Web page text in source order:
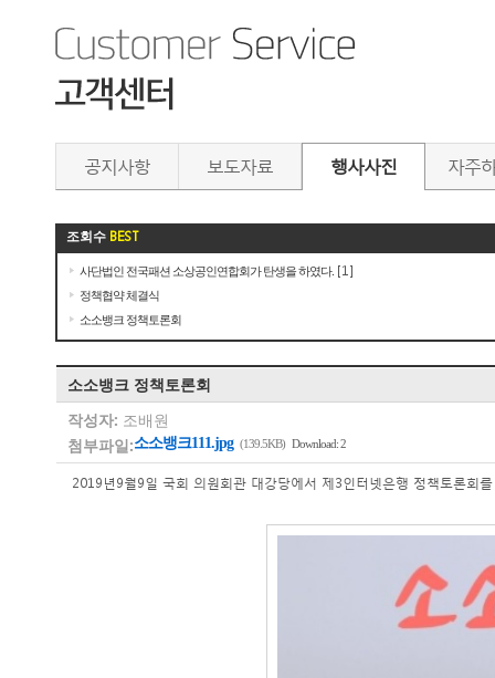
공지사항 보도자료 행사사진 자주
조회수 BEST
사단법인 전국패션 소상공인연합회가 탄생을 하였다. [1]
정책협약 체결식
소소뱅크 정책토론회
소소뱅크 정책토론회
작성자: 조배원
첨부파일:소소뱅크111.jpg (139.5KB) Download: 2
2019년9월9일 국회 의원회관 대강당에서 제3인터넷은행 정책토론회